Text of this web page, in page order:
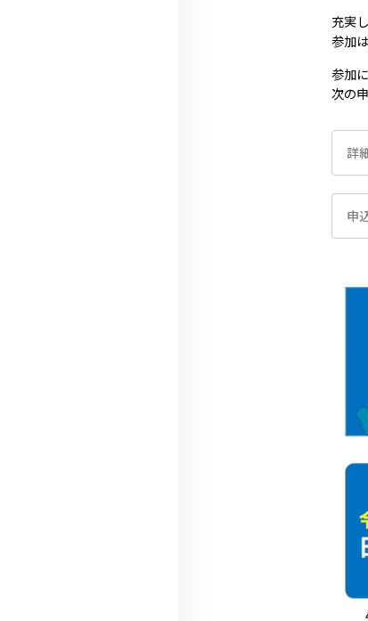
充実
参加
参加
次の
詳
申